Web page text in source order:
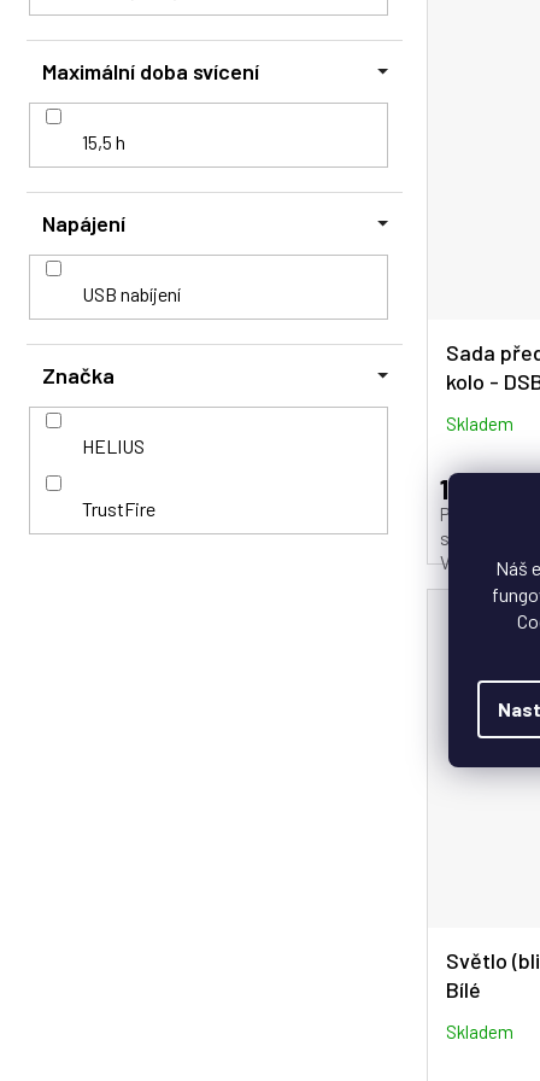
Náš
Maximální doba svícení
15,5 h
Napájení
USB nabíjení
Značka
HELIUS
TrustFire
Sada
kolo -
Skladem
174 Kč
Přední +
světlo · 3
Vyměnitelné...
Světlo
Bílé
Skladem